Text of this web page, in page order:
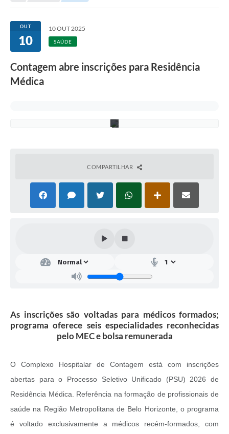
OUT
10
10 OUT 2025
SAÚDE
Contagem abre inscrições para Residência
Médica
l
COMPARTILHAR
As inscrições são voltadas para médicos formados;
programa oferece seis especialidades reconhecidas
pelo MEC e bolsa remunerada
O Complexo Hospitalar de Contagem está com inscrições
abertas para o Processo Seletivo Unificado (PSU) 2026 de
Residência Médica. Referência na formação de profissionais de
saúde na Região Metropolitana de Belo Horizonte, o programa
é voltado exclusivamente a médicos recém-formados, com